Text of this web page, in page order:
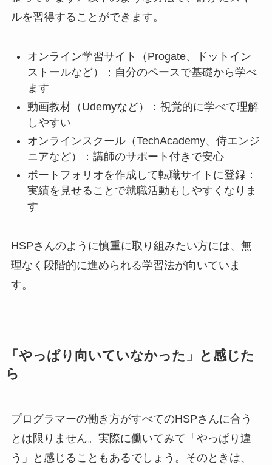
ルを習得することができます。
オンライン学習サイト（Progate、ドットイン
ストールなど）：自分のペースで基礎から学べ
ます
動画教材（Udemyなど）：視覚的に学べて理解
しやすい
オンラインスクール（TechAcademy、侍エンジ
ニアなど）：講師のサポート付きで安心
ポートフォリオを作成して転職サイトに登録：
実績を見せることで就職活動もしやすくなりま
す
HSPさんのように慎重に取り組みたい方には、無
理なく段階的に進められる学習法が向いていま
す。
「やっぱり向いていなかった」と感じた
ら
プログラマーの働き方がすべてのHSPさんに合う
とは限りません。実際に働いてみて「やっぱり違
う」と感じることもあるでしょう。そのときは、